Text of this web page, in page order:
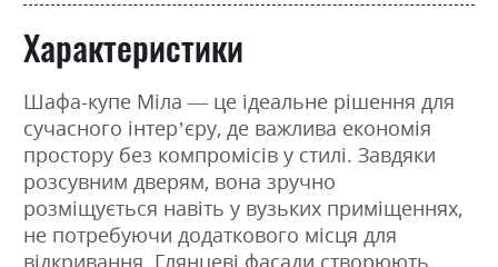
Характеристики
Шафа-купе Міла — це ідеальне рішення для
сучасного інтер’єру, де важлива економія
простору без компромісів у стилі. Завдяки
розсувним дверям, вона зручно
розміщується навіть у вузьких приміщеннях,
не потребуючи додаткового місця для
відкривання. Глянцеві фасади створюють